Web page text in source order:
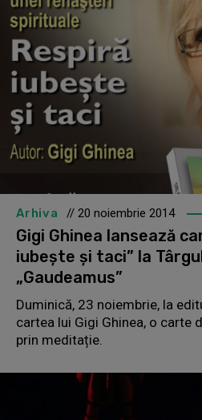
Arhiva // 20 noiembrie 2014
Gigi Ghinea lansează
iubește și taci” la
„Gaudeamus”
Duminică, 23 noiembrie, la
cartea lui Gigi Ghinea, o carte
prin meditație.